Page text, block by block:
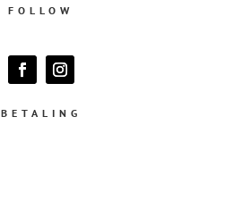
FOLLOW
BETALING